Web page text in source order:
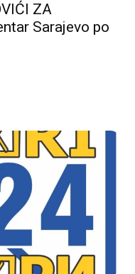
ZA
Sarajevo po